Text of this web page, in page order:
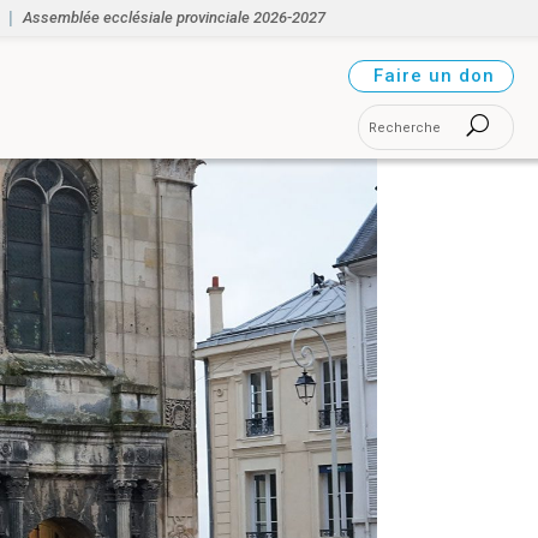
Assemblée ecclésiale provinciale 2026-2027
Faire un don